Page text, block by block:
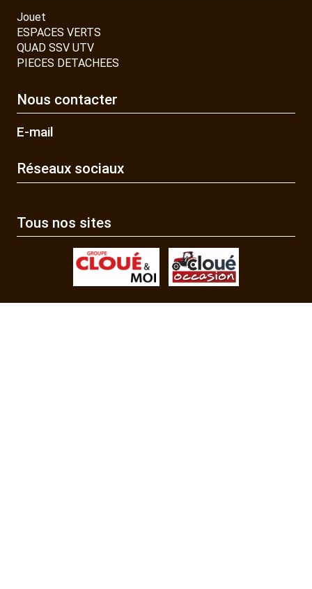
Jouet
ESPACES VERTS
QUAD SSV UTV
PIECES DETACHEES
Nous contacter
E-mail
Réseaux sociaux
Tous nos sites